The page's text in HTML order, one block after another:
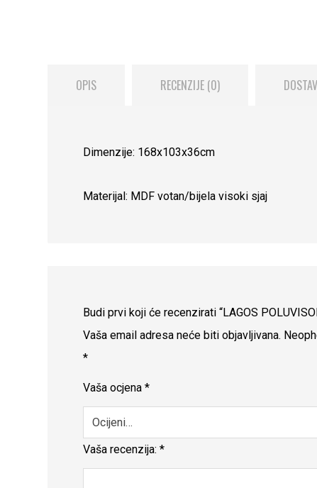
OPIS RECENZIJE (0)
Dimenzije: 168x103x36cm
Materijal: MDF votan/bijela visoki sjaj
Budi prvi koji će recenzirati “LAGOS
Vaša email adresa neće biti objavljivana.
*
Vaša ocjena*
Vaša recenzija:*